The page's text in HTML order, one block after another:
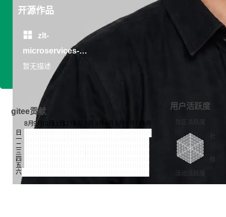
开源作品
zlt-
microservices-
platform
暂无描述
gitee贡献
用户活跃度